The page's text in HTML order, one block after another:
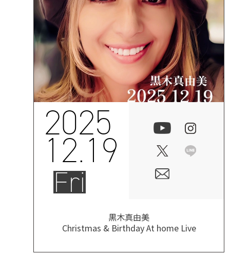
2025
12.19
Fri
黒木真由美
Christmas & Birthday At home Live